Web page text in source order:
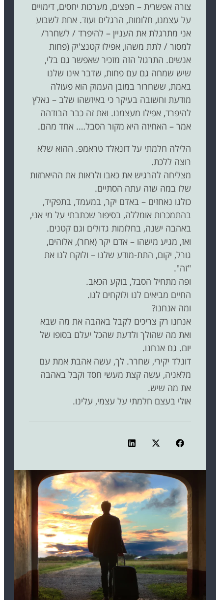
צורה אפשרית – חפצים, מערכות יחסים, דימויים
על עצמנו, חלומות, הרגלים ועוד. אחת לשבוע
אני מתרגלת את העניין – להיפרד / לשחרר/
למסור / לתת משהו, אפילו קטנצ'יק (פחות
אנשים. התרגול הזה מזכיר שאפשר גם בלי,
שיש שמחה גם עם פחות, שדבר אינו שלנו
באמת, ששחרור במובן העמוק הוא פעולה
מודעת וחשובה בעיקר כי באיזשהו שלב – נאלץ
להיפרד, אפילו מעצמנו. ואת זה כבר הבודהה
אמר – האחיזה היא מקור הסבל…. אחד מהם.
הלילה חלמתי על דונאלד טראמפ. ההוא שלא
רוצה ללכת.
מצליחה להרגיש את כאבו ולראות את ההיאחזות
שלו במה שזה עתה הסתיים.
כולנו נאחזים – באדם יקר, במעמד, בתפקיד,
בהתמכרות אומללה, בסיפור שכתבתי על מי אני,
באהבה ישנה, בחלומות גדולים וגם קטנים.
ואז, מגיע מישהו – אדם יקר (אחר), אלוהים,
גורל, יקום, התת-מודע שלנו – ולוקח לנו את
"זה".
ופה מתחיל הסבל, בוקע הכאב.
החיים מביאים לנו ולוקחים לנו.
ומה אנחנו?
אנחנו רק צריכים לקבל באהבה את מה שבא
ואת מה שהולך ולדעת שהכל יעלם בסופו של
יום. גם אנחנו.
דונלד יקירי, שחרר. לך, עשה אהבת אמת עם
מלאניה, עשה קצת מעשי חסד וקבל באהבה
את מה שיש.
אולי בעצם חלמתי על עצמי, עלינו.